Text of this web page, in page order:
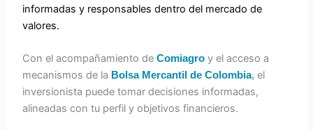
informadas y responsables dentro del mercado de
valores.
Con el acompañamiento deComiagro y el acceso a
mecanismos de la Bolsa Mercantil de Colombia, el
inversionista puede tomar decisiones informadas,
alineadas con tu perfil y objetivos financieros.